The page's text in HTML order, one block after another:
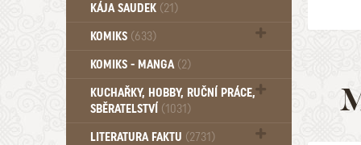
KÁJA SAUDEK (21)
KOMIKS (633)
Komiks - Čtyřlístek (233)
KOMIKS - MANGA (2)
KUCHAŘKY, HOBBY, RUČNÍ PRÁCE,
SBĚRATELSTVÍ (1031)
Dům a byt (102)
LITERATURA FAKTU (2731)